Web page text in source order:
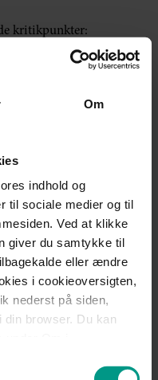
Om
indhold og
til sociale medier og til
Ved at klikke
giver du samtykke til
eller ændre
i cookieoversigten,
nederst på siden,
browser. Du kan
kritikpunkter:
har ført et risikobaseret
strategi vurderes ikke
som de kan benytte
her
hvor vigtigt det er
outsourcing af
databehandler.
samt